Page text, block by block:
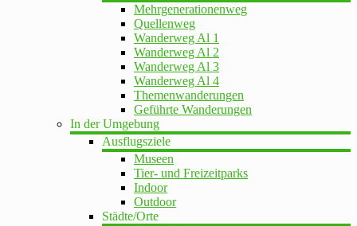
Mehrgenerationenweg
Quellenweg
Wanderweg Al 1
Wanderweg Al 2
Wanderweg Al 3
Wanderweg Al 4
Themenwanderungen
Geführte Wanderungen
In der Umgebung
Ausflugsziele
Museen
Tier- und Freizeitparks
Indoor
Outdoor
Städte/Orte